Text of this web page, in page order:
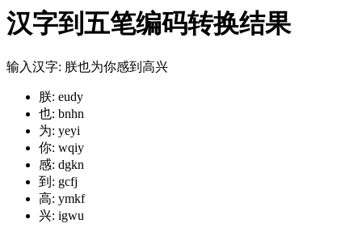
汉字到五笔编码转换结果
输入汉字: 朕也为你感到高兴
朕: eudy
也: bnhn
为: yeyi
你: wqiy
感: dgkn
到: gcfj
高: ymkf
兴: igwu